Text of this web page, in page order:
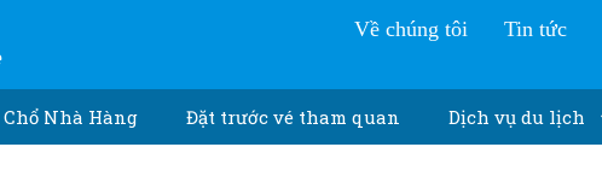
Về chúng tôi Tin tức
Nhà Hàng Đặt trước vé tham quan Dịch vụ du lịch